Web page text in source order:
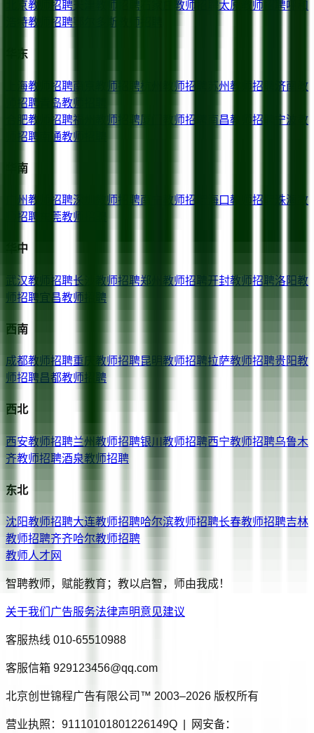
北京教师招聘天津 教师招聘 教师招聘 太原 教师招聘呼和
浩特教师招聘鄂尔多斯 教师招聘
华东
上海教师招聘南京 教师招聘杭州 教师招聘 苏州教师招聘 济南
教
师招聘
青岛教师招聘
合肥教师招聘福州 教师招聘厦门 教师招聘 南昌教师招聘 宁波
教
师招聘
南通教师招聘
华南
广州教师招聘深圳 教师招聘南宁 教师招聘 海口教师招聘 珠海
教
师招聘
东莞教师招聘
华中
武汉教师招聘长沙 教师招聘郑州 教师招聘 开封教师招聘洛阳 教
师招聘宜昌教师招聘
西南
成都教师招聘重庆 教师招聘昆明 教师招聘拉萨教师招聘贵阳教
师招聘昌都教师招聘
西北
西安教师招聘兰州 教师招聘银川 教师招聘西宁教师招聘乌鲁木
齐教师招聘酒泉教师招聘
东北
沈阳教师招聘大连教师招聘哈尔滨教师招聘长春教师招聘吉林
教师招聘齐齐哈尔教师招聘
教师人才网
智聘教师，赋能教育；教以启智，师由我成！
关于我们 广告服务法律声明意见建议
客服热线 010-65510988
客服信箱 929123456@qq.com
北京创世锦程广告有限公司™ 2003–2026 版权所有
营业执照：91110101801226149Q | 网安备：